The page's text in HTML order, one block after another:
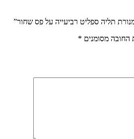
תליה ספליט רביעייה על פס שחור”
החובה מסומנים *